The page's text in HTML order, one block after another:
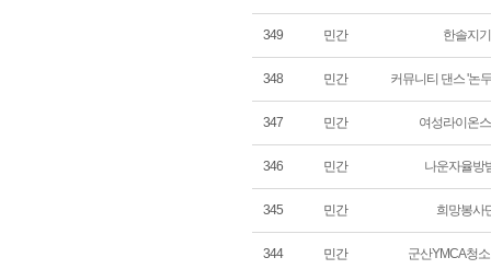
349 민간 한솔지기
348 민간 커뮤니티 댄스 '논
347 민간 여성라이온
346 민간 나운자율방
345 민간 희망봉사
344 민간 군산YMCA청